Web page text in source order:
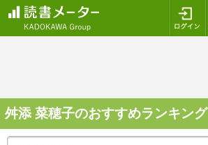
舛添 菜穂子のおすすめランキング